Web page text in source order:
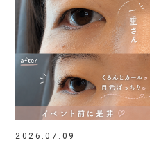
2026.07.09